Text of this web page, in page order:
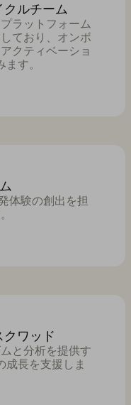
クルチーム
ラットフォーム
ており、オンボ
クティベーショ
す。
体験の創出を担
ワッド
と分析を提供す
成長を支援しま